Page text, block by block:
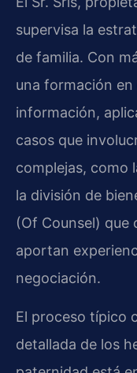
supervisa la
de familia. Con
una formación
información,
casos que
complejas, como
la división de
(Of Counsel) que
aportan
negociación.
El proceso típico
detallada de los